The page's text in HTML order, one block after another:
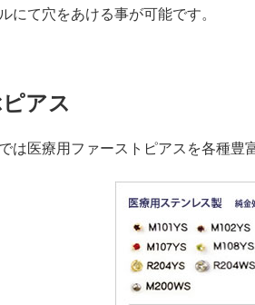
にて穴をあける事が可能です。
アス
は医療用ファーストピアスを各種豊